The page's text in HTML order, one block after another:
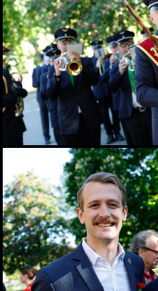
20.06.2026
Sommercocktail der
Immobilienwirtschaft
2026
19.06.2026
Das vierte Grazer
Marktfest am Lendplatz
19.06.2026
Big Bottle Schaumwein-
Party im Rosengarten des
Parkhotels
08.06.2026
Der Sommer ist da! 28.
Wirtschaftsstammtisch
im San Pietro
02.06.2026
Bitte lächeln! Diese Gäste
durften wir beim 28.
Stammtisch begrüßen
02.06.2026